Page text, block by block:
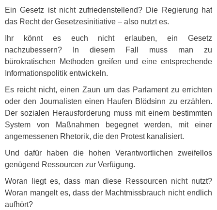
Ein Gesetz ist nicht zufriedenstellend? Die Regierung hat
das Recht der Gesetzesinitiative – also nutzt es.
Ihr könnt es euch nicht erlauben, ein Gesetz
nachzubessern? In diesem Fall muss man zu
bürokratischen Methoden greifen und eine entsprechende
Informationspolitik entwickeln.
Es reicht nicht, einen Zaun um das Parlament zu errichten
oder den Journalisten einen Haufen Blödsinn zu erzählen.
Der sozialen Herausforderung muss mit einem bestimmten
System von Maßnahmen begegnet werden, mit einer
angemessenen Rhetorik, die den Protest kanalisiert.
Und dafür haben die hohen Verantwortlichen zweifellos
genügend Ressourcen zur Verfügung.
Woran liegt es, dass man diese Ressourcen nicht nutzt?
Woran mangelt es, dass der Machtmissbrauch nicht endlich
aufhört?